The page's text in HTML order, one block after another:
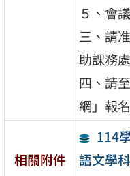
５、會
三、請
助課務
四、請
網」報
相關附件
114
語文學